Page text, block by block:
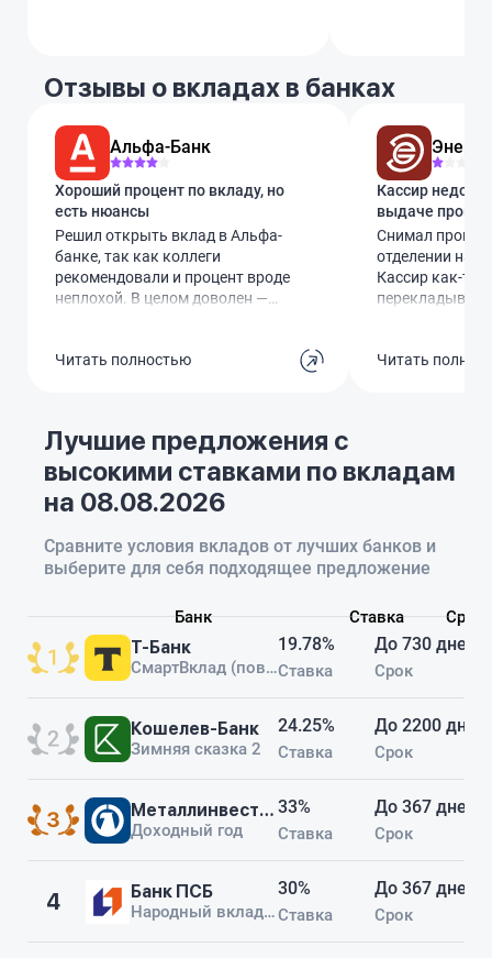
Отзывы о вкладах в банках
Альфа-Банк
Хороший процент по вкладу, но
есть нюансы
Решил открыть вклад в Альфа-
банке, так как коллеги
рекомендовали и процент вроде
неплохой. В целом доволен —
приложение, где можно
суммы, так что тот красивый 9%,
который меня привлёк, в итоге
оказался ниже. В других банках
бывают похожие условия, но тут
за приложение дополнительно
платить не надо, как в
без проблем, доверие к банку у
меня есть — зарплата раньше
шла сюда, так что спокойно
вложил. В целом всё нормально,
но внимательно изучайте
условия, потому что финальная
процентная ставка может
отличаться от той, что вы
сначала увидите.
Читать полностью
Кассир
выдаче
Снимал
отделении на
Кассир как-то
перекладывала
когда уже
после такого
все счета.
Читать
Лучшие предложения с
высокими ставками по вкладам
на 08.08.2026
Сравните условия вкладов от лучших банков и
выберите для себя подходящее предложение
Банк Ставка Срок
Т-Банк
СмартВклад (повышенная ставка)
19.78%
Ставка
До 730 дней
Срок
Кошелев-Банк
Зимняя сказка 2
24.25%
Ставка
До 2200 дней
Срок
Металлинвестбанк
Доходный год
33%
Ставка
До 367 дней
Срок
4 Банк ПСБ
Народный вклад плюс
30%
Ставка
До 367 дней
Срок